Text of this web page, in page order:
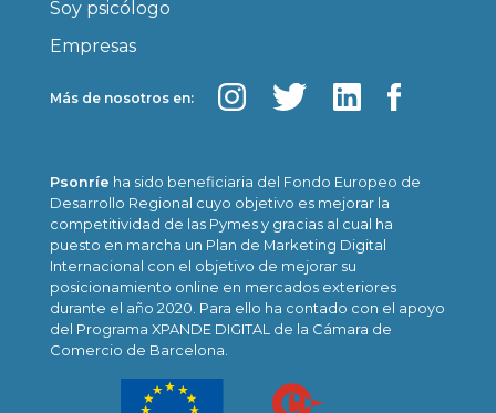
Soy psicólogo
Empresas
Más de nosotros en:
Psonríe ha sido beneficiaria del Fondo Europeo de
Desarrollo Regional cuyo objetivo es mejorar la
competitividad de las Pymes y gracias al cual ha
puesto en marcha un Plan de Marketing Digital
Internacional con el objetivo de mejorar su
posicionamiento online en mercados exteriores
durante el año 2020. Para ello ha contado con el apoyo
del Programa XPANDE DIGITAL de la Cámara de
Comercio de Barcelona.